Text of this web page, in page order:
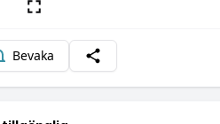
Bevaka Dela